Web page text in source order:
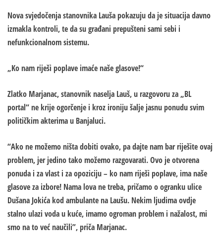
Nova svjedočenja stanovnika Lauša pokazuju da je situacija davno
izmakla kontroli, te da su građani prepušteni sami sebi i
nefunkcionalnom sistemu.
„Ko nam riješi poplave imaće naše glasove!“
Zlatko Marjanac, stanovnik naselja Lauš, u razgovoru za „BL
portal“ ne krije ogorčenje i kroz ironiju šalje jasnu ponudu svim
političkim akterima u Banjaluci.
“Ako ne možemo ništa dobiti ovako, pa dajte nam bar riješite ovaj
problem, jer jedino tako možemo razgovarati. Ovo je otvorena
ponuda i za vlast i za opoziciju – ko nam riješi poplave, ima naše
glasove za izbore! Nama lova ne treba, pričamo o ogranku ulice
Dušana Jokića kod ambulante na Laušu. Nekim ljudima ovdje
stalno ulazi voda u kuće, imamo ogroman problem i nažalost, mi
smo na to već naučili”, priča Marjanac.